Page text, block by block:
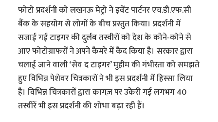
फोटो प्रदर्शनी को लखनऊ मेट्रो ने इवेंट पार्टनर एच.डी.एफ.सी
बैंक के सहयोग से लोगों के बीच प्रस्तुत किया। प्रदर्शनी में
सजाई गई टाइगर की दुर्लब तस्वीरों को देश के कोने-कोने से
आए फोटोग्राफरों ने अपने कैमरे में कैद किया है। सरकार द्वारा
चलाई जाने वाली ‘सेव द टाइगर’ मुहीम की गंभीरता को समझते
हुए विभिन्न पेशेवर चित्रकारों ने भी इस प्रदर्शनी में हिस्सा लिया
है। विभिन्न चित्रकारों द्वारा कागज़ पर उकेरी गई लगभग 40
तस्वीरें भी इस प्रदर्शनी की शोभा बढ़ा रही हैं।